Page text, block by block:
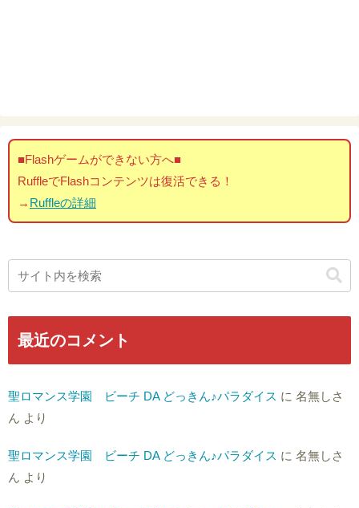
■Flashゲームができない方へ■
RuffleでFlashコンテンツは復活できる！
→ Ruffleの詳細
最近のコメント
聖ロマンス学園 ビーチ DA どっきん♪パラダイス に 名無しさ
ん より
聖ロマンス学園 ビーチ DA どっきん♪パラダイス に 名無しさ
ん より